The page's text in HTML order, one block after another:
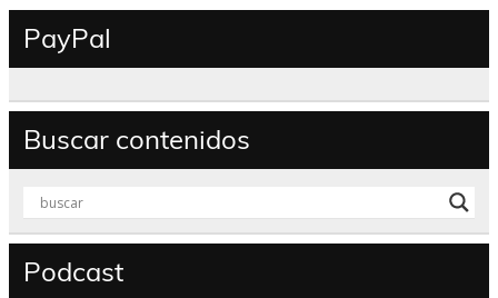
PayPal
Buscar contenidos
Podcast